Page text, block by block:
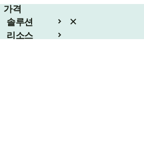
가격
솔루션
리소스